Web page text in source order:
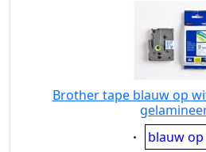
Brother tape blauw op
Eigenschaft:
blauw